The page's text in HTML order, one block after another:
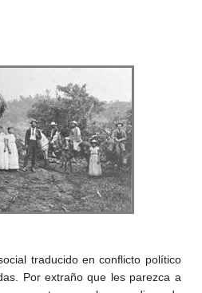
traducido en conflicto político
Por extraño que les parezca a